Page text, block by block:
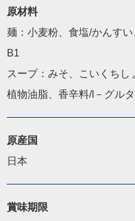
原材料
麺：小麦粉、食塩/かんす
B1
スープ：みそ、こいくちし
植物油脂、香辛料/l－グル
原産国
日本
賞味期限